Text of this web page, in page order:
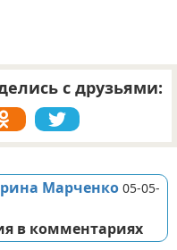
с друзьями:
Марченко 05-05-
в комментариях